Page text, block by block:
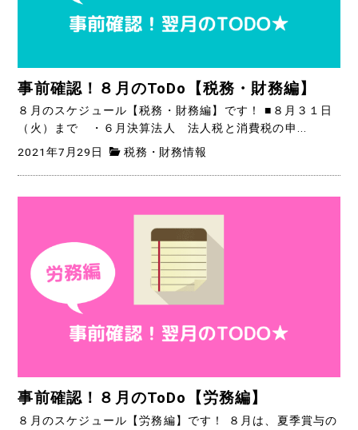
事前確認！８月のToDo【税務・財務編】
８月のスケジュール【税務・財務編】です！ ■８月３１日
（火）まで ・６月決算法人 法人税と消費税の申...
2021年7月29日 税務・財務情報
事前確認！８月のToDo【労務編】
８月のスケジュール【労務編】です！ ８月は、夏季賞与の